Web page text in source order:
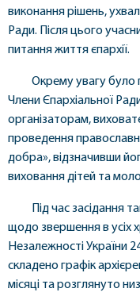
виконання рішень,
Ради. Після цього
питання життя єпархії.
Окрему увагу було
Члени Єпархіальної
організаторам,
проведення
добра», відзначивши
виховання дітей та
Під час
щодо звершення в усіх
Незалежності України
складено графік
місяці та розглянуто